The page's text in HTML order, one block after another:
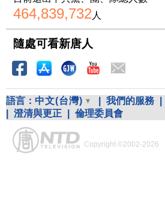
464,839,732 人
隨處可看新唐人
語言： 中文(台灣) 我們的服務
澄清與更正 倫理委員會
Copyright ©2002-2026